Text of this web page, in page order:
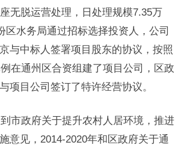
无脱运营处理，日处理规模7.35万
区水务局通过招标选择投资人，公司
与中标人签署项目股东的协议，按照
在通州区合资组建了项目公司，区政
项目公司签订了特许经营协议。
政府关于提升农村人居环境，推进
意见，2014-2020年和区政府关于通